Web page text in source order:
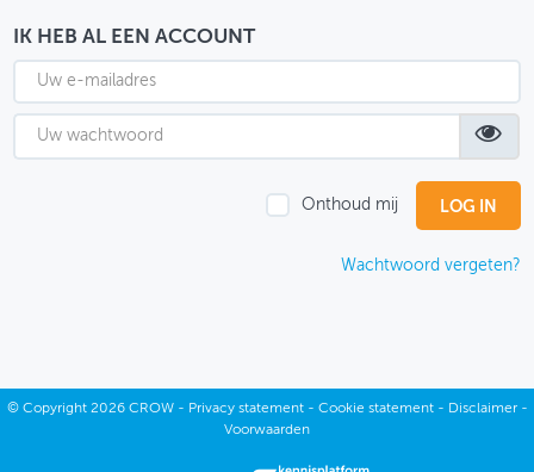
THEMASITES
MIJN PROFIEL
GEBRUIKER
IK HEB AL EEN ACCOUNT
Onthoud mij
Wachtwoord vergeten?
© Copyright2026 CROW - Privacy statement- Cookie statement- Disclaimer-
Voorwaarden